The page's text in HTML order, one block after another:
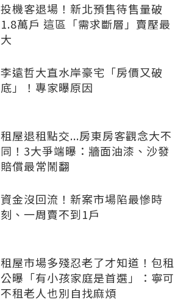
投機客退場！新北預售待售量破
1.8萬戶 這區「需求斷層」賣壓最
大
李遠哲大直水岸豪宅「房價又破
底」！專家曝原因
租屋退租點交...房東房客觀念大不
同！3大爭端曝：牆面油漆、沙發
賠償最常鬧翻
資金沒回流！新案市場陷最慘時
刻、一周賣不到1戶
租屋市場多殘忍老了才知道！包租
公曝「有小孩家庭是首選」：寧可
不租老人也別自找麻煩